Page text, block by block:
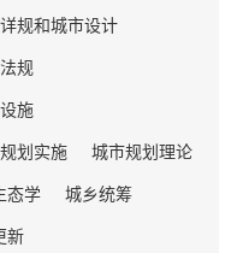
规和城市设计
规
施
划实施 城市规划理论
态学 城乡统筹
新